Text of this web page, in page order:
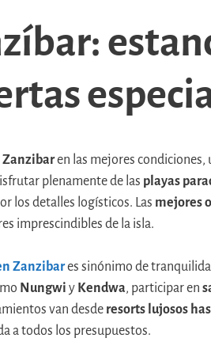
Zanzibaren las mejores condiciones,
plenamente de las playas
los detalles logísticos. Las mejores
imprescindibles de la isla.
Zanzibares sinónimo de
Nungwi y Kendwa, participar en
van desde resorts lujosos
a todos los presupuestos.